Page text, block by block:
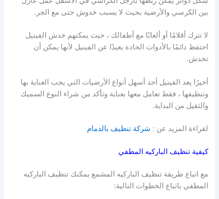
بين الكرسي والأرضية بحيث لا يسبب خدوش حتى مع الجر.
لا تترك أقلامًا أو ألعابًا مع أطفالك ، حيث يمكنهم خدش الفينيل
احتفظ دائمًا بالأدوات الحادة بعيدًا عن الفينيل لأنها يمكن أن
تخدش.
أخيرًا يعد الفينيل أحد أسهل أنواع الأرضيات التي يجب العناية بها
وتنظيفها ، فقط تعامل معها بعناية وتأكد من شراء النوع السميك
والثقيل من البداية.
لقراءة المزيد عن : شركة تنظيف بالدمام
كيفية تنظيف الباركيه المطفي
مع اتباع طريقة تنظيف الباركيه المشمع يمكنك تنظيف الباركيه
المطفي باتباع الخطوات التالية: